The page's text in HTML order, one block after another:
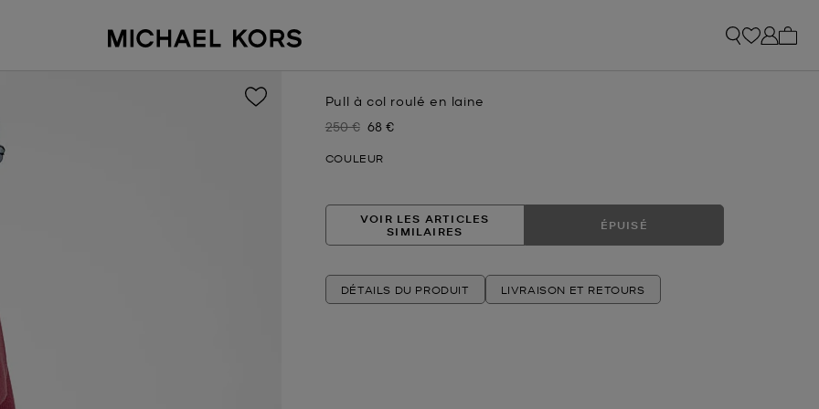
Pull à col roulé en laine
Prix initial
250 € Prix actuel
68 €
COULEUR
VOIR LES ARTICLES
SIMILAIRES
ÉPUISÉ
DÉTAILS DU PRODUIT LIVRAISON ET RETOURS